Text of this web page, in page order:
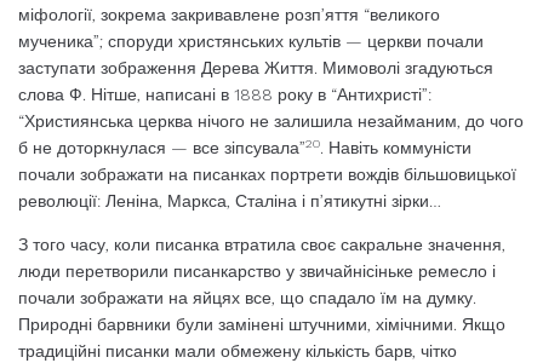
міфології, зокрема закривавлене розп’яття “великого
мученика”; споруди христянських культів — церкви почали
заступати зображення Дере­ва Життя. Мимоволі згадуються
слова Ф. Нітше, написані в 1888 року в “Антихристі”:
“Християнська церква нічого не залишила незайманим, до чого
б не доторкнулася — все зіпсувала”20. Навіть коммуністи
почали зображати на писанках портрети вождів більшо­вицької
революції: Леніна, Маркса, Сталіна і п’ятикутні зірки…
З того часу, коли писанка втратила своє сакральне значення,
люди перетворили писанкарство у звичайнісіньке ремесло і
поча­ли зображати на яйцях все, що спадало їм на думку.
Природні барвники були замінені штучними, хімічними. Якщо
традиційні пи­санки мали обмежену кількість барв, чітко